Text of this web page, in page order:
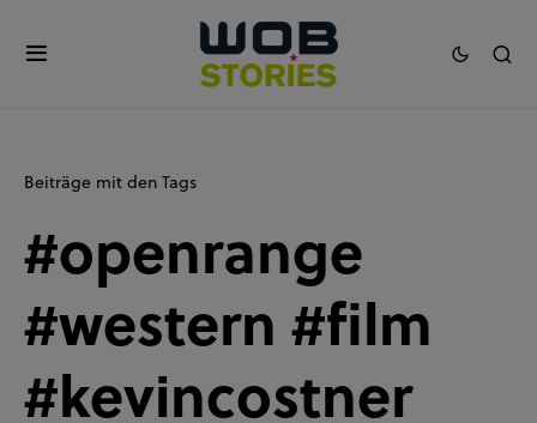
Beiträge mit den Tags
#openrange
#western #film
#kevincostner